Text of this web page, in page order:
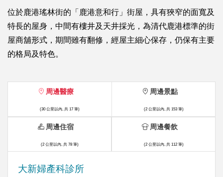
位於鹿港瑤林街的「鹿港意和行」街屋，具有狹窄的面寬及
特長的屋身，中間有樓井及天井採光，為清代鹿港標準的街
屋商舖形式，期間雖有翻修，經屋主細心保存，仍保有主要
的格局及特色。
周邊醫療
(30 公里以內, 共 17 筆)
大新婦產科診所
周邊景點
(2 公里以內, 共 153 筆)
周邊住宿
(2 公里以內, 共 78 筆)
周邊餐飲
(2 公里以內, 共 112 筆)